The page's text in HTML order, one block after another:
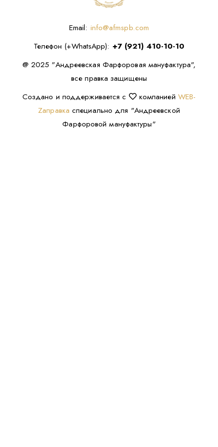
Email: info@afmspb.com
Телефон (+WhatsApp): +7 (921) 410-10-10
@ 2025 "Андреевская Фарфоровая мануфактура",
все правка защищены
Создано и поддерживается с
компанией WEB-
Zаправка специально для "Андреевской
Фарфоровой мануфактуры"